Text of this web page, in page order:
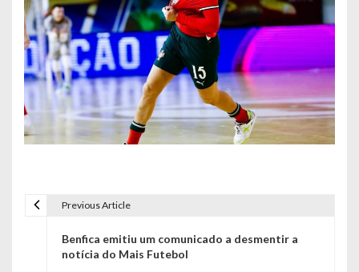
Previous Article
Benfica emitiu um comunicado a desmentir a
notícia do Mais Futebol